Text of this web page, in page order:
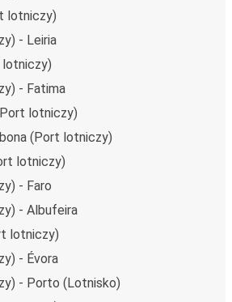
alternatywne
paliwa oraz oferując wszystkim
zrekompensowania emisji
zakupie biletu.
autobusem na trasie Lizbona (Port
66,99 zł
, co sprawia, że podróż
tańsza od innych środków
(Port lotniczy)
podróżujesz z tego miasta i nie
Oto wszystko, co musisz wiedzieć.
jest węzłem komunikacyjnym z
podróżujących na przejazdy
lotniczy)
- Leiria
lotniczy)
- Fatima
lotniczy)
(Port lotniczy)
lotniczy)
- Faro
- Albufeira
lotniczy)
- Évora
- Porto (Lotnisko)